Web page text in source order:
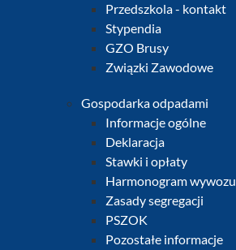
Przedszkola - kontakt
Stypendia
GZO Brusy
Związki Zawodowe
Gospodarka odpadami
Informacje ogólne
Deklaracja
Stawki i opłaty
Harmonogram wywozu
Zasady segregacji
PSZOK
Pozostałe informacje